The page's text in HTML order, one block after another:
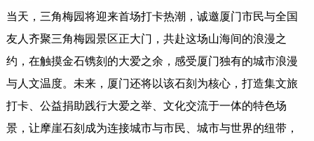
当天，三角梅园将迎来首场打卡热潮，诚邀厦门市民与全国
友人齐聚三角梅园景区正大门，共赴这场山海间的浪漫之
约，在触摸金石镌刻的大爱之余，感受厦门独有的城市浪漫
与人文温度。未来，厦门还将以该石刻为核心，打造集文旅
打卡、公益捐助践行大爱之举、文化交流于一体的特色场
景，让摩崖石刻成为连接城市与市民、城市与世界的纽带，